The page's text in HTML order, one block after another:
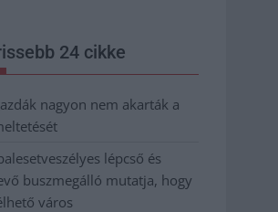
24 cikke
nagyon nem akarták a
lépcső és
buszmegálló mutatja, hogy
város